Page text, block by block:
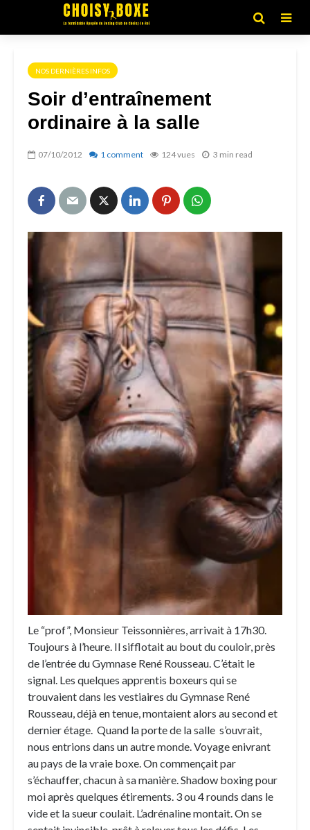
NOS DERNIÈRES INFOS
Soir d’entraînement
ordinaire à la salle
07/10/2012 1 comment 124 vues 3 min read
Le “prof”, Monsieur Teissonnières, arrivait à 17h30.
Toujours à l’heure. Il sifflotait au bout du couloir, près
de l’entrée du Gymnase René Rousseau. C’était le
signal. Les quelques apprentis boxeurs qui se
trouvaient dans les vestiaires du Gymnase René
Rousseau, déjà en tenue, montaient alors au second et
dernier étage. Quand la porte de la salle s’ouvrait,
nous entrions dans un autre monde. Voyage enivrant
au pays de la vraie boxe. On commençait par
s’échauffer, chacun à sa manière. Shadow boxing pour
moi après quelques étirements. 3 ou 4 rounds dans le
vide et la sueur coulait. L’adrénaline montait. On se